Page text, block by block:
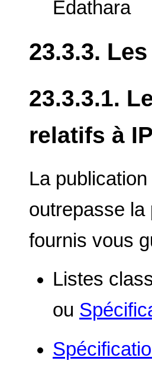
Edathara
23.3.3.
23.3.3.1.
relatifs à
La
outrepasse la
fournis vous
Listes
ou